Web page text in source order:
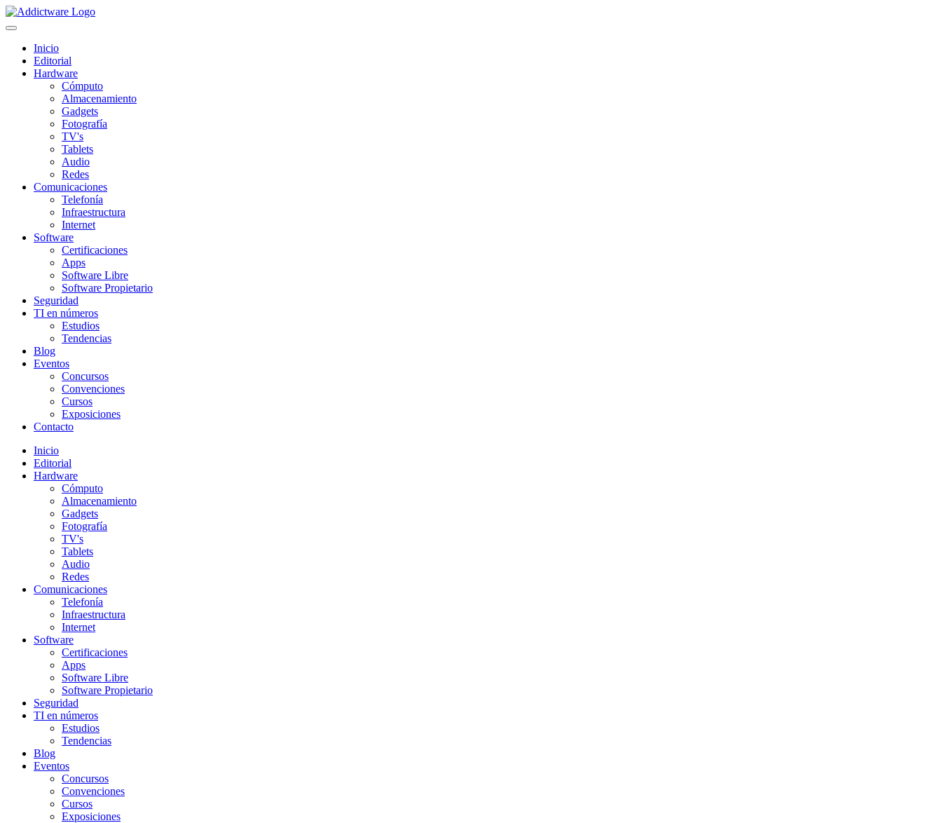
Inicio
Editorial
Hardware
Cómputo
Almacenamiento
Gadgets
Fotografía
TV's
Tablets
Audio
Redes
Comunicaciones
Telefonía
Infraestructura
Internet
Software
Certificaciones
Apps
Software Libre
Software Propietario
Seguridad
TI en números
Estudios
Tendencias
Blog
Eventos
Concursos
Convenciones
Cursos
Exposiciones
Contacto
Inicio
Editorial
Hardware
Cómputo
Almacenamiento
Gadgets
Fotografía
TV's
Tablets
Audio
Redes
Comunicaciones
Telefonía
Infraestructura
Internet
Software
Certificaciones
Apps
Software Libre
Software Propietario
Seguridad
TI en números
Estudios
Tendencias
Blog
Eventos
Concursos
Convenciones
Cursos
Exposiciones